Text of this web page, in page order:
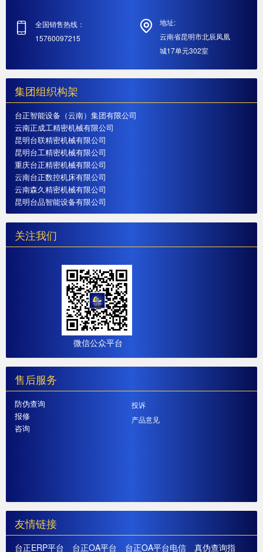
全国销售热线：
15760097215
地址:
云南省昆明市北辰凤凰
城17单元302室
集团组织构架
台正智能设备（云南）集团有限公司
云南正成工精密机械有限公司
昆明台联精密机械有限公司
昆明台工精密机械有限公司
重庆台正精密机械有限公司
云南台正数控机床有限公司
云南森久精密机械有限公司
昆明台品智能设备有限公司
关注我们
微信公众平台
售后服务
防伪查询
报修
咨询
投诉
产品意见
友情链接
台正ERP平台 台正OA平台 台正OA平台电信 真伪查询指